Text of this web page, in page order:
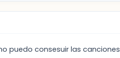
puedo consesuir las